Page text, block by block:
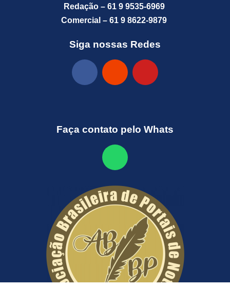
Redação – 61 9 9535-6969
Comercial – 61 9 8622-9879
Siga nossas Redes
Faça contato pelo Whats